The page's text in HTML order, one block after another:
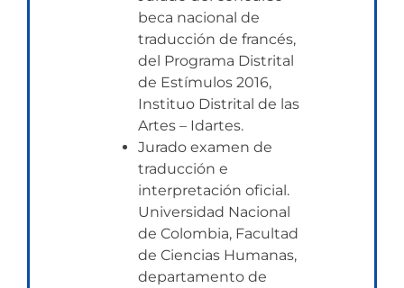
beca nacional de
traducción de francés,
del Programa Distrital
de Estímulos 2016,
Instituo Distrital de las
Artes – Idartes.
Jurado examen de
traducción e
interpretación oficial.
Universidad Nacional
de Colombia, Facultad
de Ciencias Humanas,
departamento de